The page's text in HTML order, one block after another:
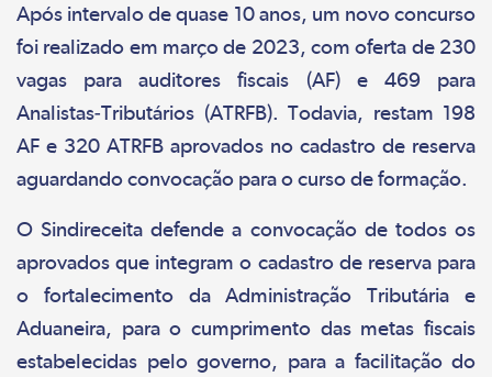
Após intervalo de quase 10 anos, um novo concurso
foi realizado em março de 2023, com oferta de 230
vagas para auditores fiscais (AF) e 469 para
Analistas-Tributários (ATRFB). Todavia, restam 198
AF e 320 ATRFB aprovados no cadastro de reserva
aguardando convocação para o curso de formação.
O Sindireceita defende a convocação de todos os
aprovados que integram o cadastro de reserva para
o fortalecimento da Administração Tributária e
Aduaneira, para o cumprimento das metas fiscais
estabelecidas pelo governo, para a facilitação do